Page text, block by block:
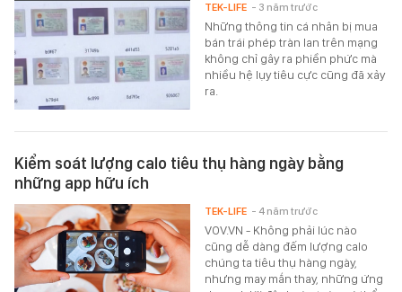
Những thông tin cá nhân bị mua
bán trái phép tràn lan trên mạng
không chỉ gây ra phiền phức mà
nhiều hệ lụy tiêu cực cũng đã xảy
ra.
TEK-LIFE - 3 năm trước
Kiểm soát lượng calo tiêu thụ hàng ngày bằng
những app hữu ích
VOV.VN - Không phải lúc nào
cũng dễ dàng đếm lượng calo
chúng ta tiêu thụ hàng ngày,
nhưng may mắn thay, những ứng
TEK-LIFE - 4 năm trước